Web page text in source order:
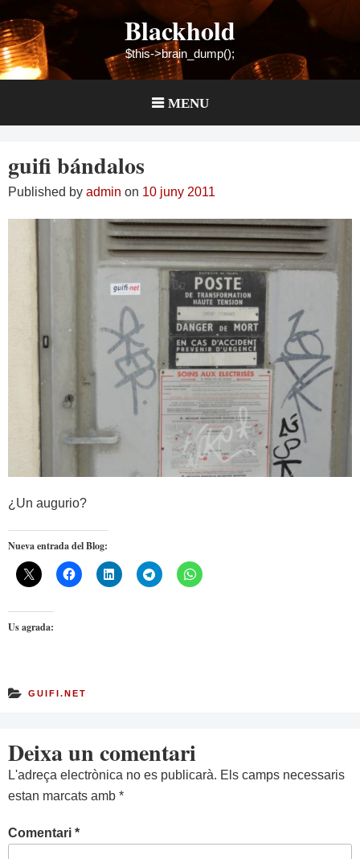
to
content
Blackhold
$this->brain_dump();
MENU
guifi bándalos
Published by admin on 10 juny 2011
¿Un augurio?
Nueva entrada del Blog:
Us agrada:
GUIFI.NET
Deixa un comentari
L'adreça electrònica no es publicarà. Els camps necessaris
estan marcats amb *
Comentari *